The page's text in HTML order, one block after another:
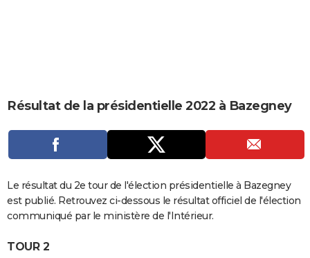
CARTE DE VOEUX
DICTIONNAIRE
Dictionnaire
Biographies
Expressions
Proverbes
PROGRAMME TV
COPAINS D'AVANT
S'inscrire
Se connecter
Lycées
Collèges
Primaires
Universités
Entreprises
Service militaire
Avis de recherche
AVIS DE DÉCÈS
FORUM
Résultat de la présidentielle 2022 à Bazegney
Le résultat du 2e tour de l'élection présidentielle à Bazegney
est publié. Retrouvez ci-dessous le résultat officiel de l'élection
communiqué par le ministère de l'Intérieur.
TOUR 2